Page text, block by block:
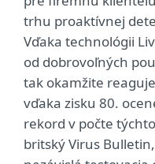
trhu proaktívnej
Vďaka technológii
od dobrovoľných
tak okamžite
vďaka zisku 80.
rekord v počte
britský Virus